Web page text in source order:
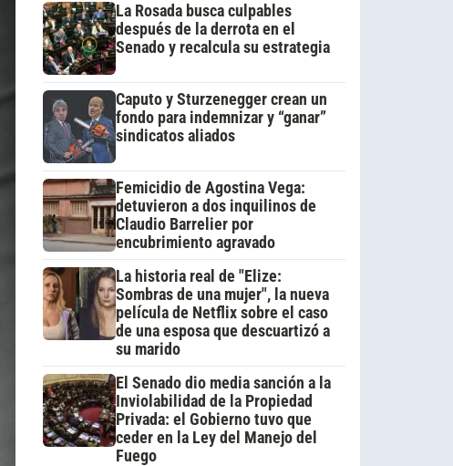
La Rosada busca culpables
después de la derrota en el
Senado y recalcula su estrategia
Caputo y Sturzenegger crean un
fondo para indemnizar y “ganar”
sindicatos aliados
Femicidio de Agostina Vega:
detuvieron a dos inquilinos de
Claudio Barrelier por
encubrimiento agravado
La historia real de "Elize:
Sombras de una mujer", la nueva
película de Netflix sobre el caso
de una esposa que descuartizó a
su marido
El Senado dio media sanción a la
Inviolabilidad de la Propiedad
Privada: el Gobierno tuvo que
ceder en la Ley del Manejo del
Fuego